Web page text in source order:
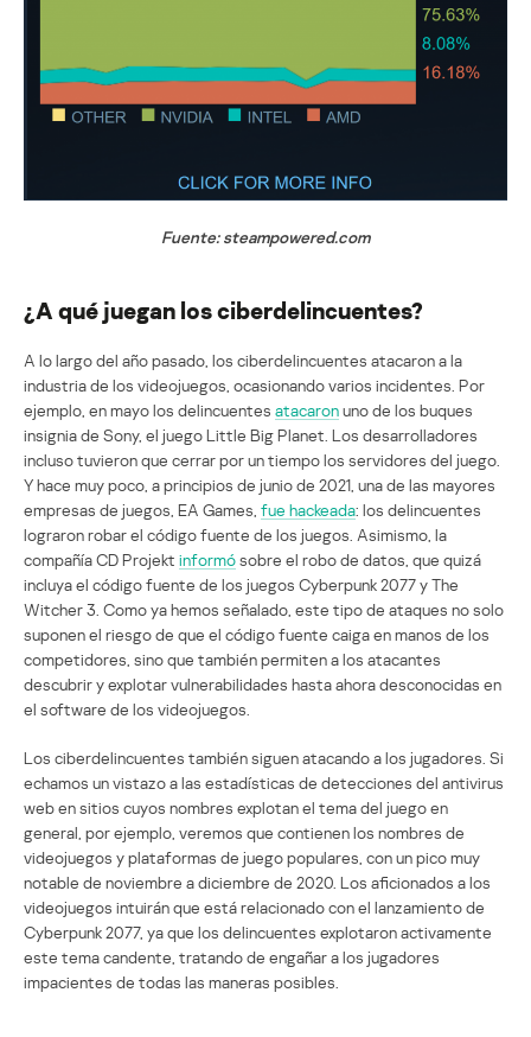
Fuente: steampowered.com
¿A qué juegan los ciberdelincuentes?
A lo largo del año pasado, los ciberdelincuentes atacaron a la
industria de los videojuegos, ocasionando varios incidentes. Por
ejemplo, en mayo los delincuentes atacaronuno de los buques
insignia de Sony, el juego Little Big Planet. Los desarrolladores
incluso tuvieron que cerrar por un tiempo los servidores del juego.
Y hace muy poco, a principios de junio de 2021, una de las mayores
empresas de juegos, EA Games, fue hackeada: los delincuentes
lograron robar el código fuente de los juegos. Asimismo, la
compañía CD Projekt informósobre el robo de datos, que quizá
incluya el código fuente de los juegos Cyberpunk 2077 y The
Witcher 3. Como ya hemos señalado, este tipo de ataques no solo
suponen el riesgo de que el código fuente caiga en manos de los
competidores, sino que también permiten a los atacantes
descubrir y explotar vulnerabilidades hasta ahora desconocidas en
el software de los videojuegos.
Los ciberdelincuentes también siguen atacando a los jugadores. Si
echamos un vistazo a las estadísticas de detecciones del antivirus
web en sitios cuyos nombres explotan el tema del juego en
general, por ejemplo, veremos que contienen los nombres de
videojuegos y plataformas de juego populares, con un pico muy
notable de noviembre a diciembre de 2020. Los aficionados a los
videojuegos intuirán que está relacionado con el lanzamiento de
Cyberpunk 2077, ya que los delincuentes explotaron activamente
este tema candente, tratando de engañar a los jugadores
impacientes de todas las maneras posibles.